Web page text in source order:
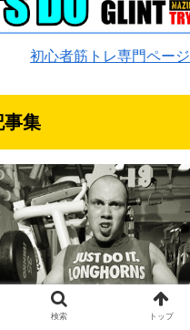
初心者筋トレ専門ページ
事集
検索 トップ